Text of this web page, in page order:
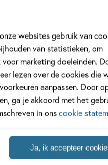
websites gebruik van
van statistieken, om
marketing doeleinden.
lezen over de cookies die
aanpassen. Door
ga je akkoord met het
in onscookie
Ja, ik accepteer
valt in de verschillende
is, wordt er op basis
beschikbaar stelt om de
hier heel belangrijk.
want kinderen mogen